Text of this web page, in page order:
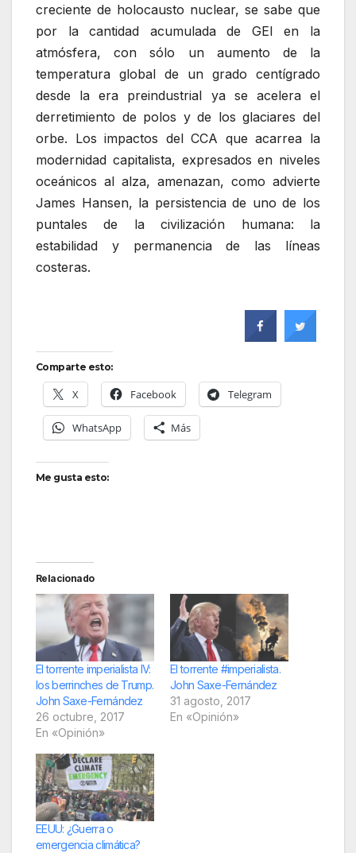
creciente de holocausto nuclear, se sabe que
por la cantidad acumulada de GEI en la
atmósfera, con sólo un aumento de la
temperatura global de un grado centígrado
desde la era preindustrial ya se acelera el
derretimiento de polos y de los glaciares del
orbe. Los impactos del CCA que acarrea la
modernidad capitalista, expresados en niveles
oceánicos al alza, amenazan, como advierte
James Hansen, la persistencia de uno de los
puntales de la civilización humana: la
estabilidad y permanencia de las líneas
costeras.
Comparte esto:
X Facebook Telegram
WhatsApp Más
Me gusta esto:
Relacionado
El torrente imperialista IV:
los berrinches de Trump.
John Saxe-Fernández
26 octubre, 2017
En «Opinión»
El torrente #imperialista.
John Saxe-Fernández
31 agosto, 2017
En «Opinión»
EEUU: ¿Guerra o
emergencia climática?